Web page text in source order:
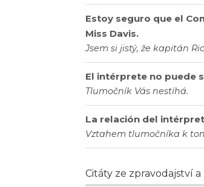
Estoy seguro que el
Miss Davis.
Jsem si jistý, že kapitán
El intérprete no puede
Tlumočník Vás nestíhá.
La relación del
Vztahem tlumočníka k
Citáty ze zpravodajství